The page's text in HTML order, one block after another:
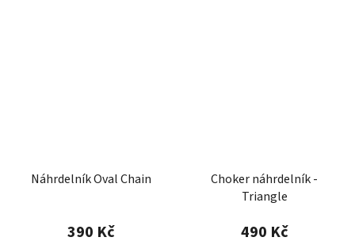
Náhrdelník Oval Chain
390 Kč
Choker náhrdelník -
Triangle
490 Kč